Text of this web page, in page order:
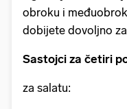
obroku i
dobijete dovoljno
Sastojci za četiri
za salatu: